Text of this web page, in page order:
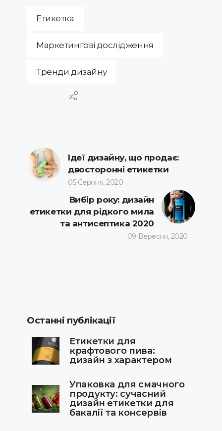
Етикетка
Маркетингові дослідження
Тренди дизайну
Ідеї ​​дизайну, що продає:
двосторонні етикетки
05 Серпня, 2020
Вибір року: дизайн
етикетки для рідкого мила
та антисептика 2020
09 Вересня, 2020
Останні публікації
Етикетки для
крафтового пива:
дизайн з характером
Упаковка для смачного
продукту: сучасний
дизайн етикетки для
бакалії та консервів